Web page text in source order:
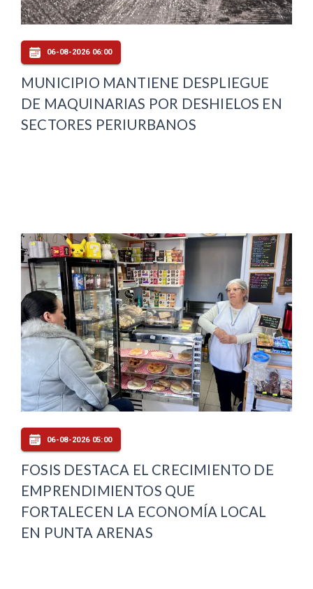
06-08-2026 06:00
MUNICIPIO MANTIENE DESPLIEGUE
DE MAQUINARIAS POR DESHIELOS EN
SECTORES PERIURBANOS
06-08-2026 05:00
FOSIS DESTACA EL CRECIMIENTO DE
EMPRENDIMIENTOS QUE
FORTALECEN LA ECONOMÍA LOCAL
EN PUNTA ARENAS